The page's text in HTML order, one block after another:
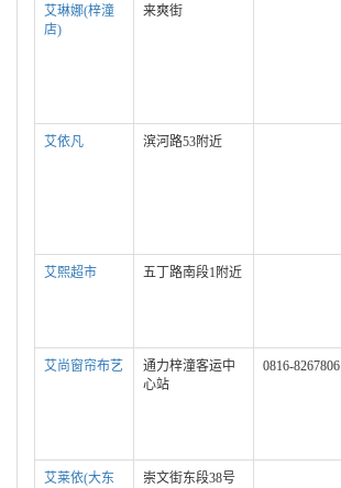
艾琳娜(梓潼
店)
来爽街
艾依凡 滨河路53附近
艾熙超市 五丁路南段1附近
艾尚窗帘布艺
通力梓潼客运中
心站
0816-8267806
艾莱依(大东
崇文街东段38号